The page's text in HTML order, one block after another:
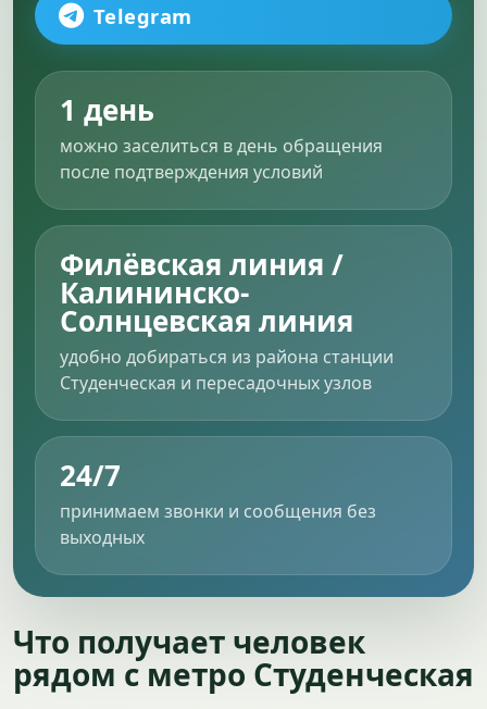
Telegram
1 день
можно заселиться в день обращения
после подтверждения условий
Филёвская линия /
Калининско-
Солнцевская линия
удобно добираться из района станции
Студенческая и пересадочных узлов
24/7
принимаем звонки и сообщения без
выходных
Что получает человек
рядом с метро Студенческая